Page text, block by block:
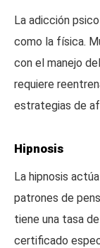
La adicción
como la física.
con el manejo
requiere
estrategias de
Hipnosis
La hipnosis
patrones de
tiene una tasa
certificado